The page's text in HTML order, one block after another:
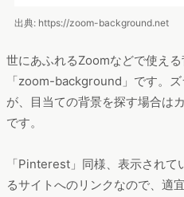
出典: https://zoom-background.net
世にあふれるZoomなどで使え
「zoom-background」です。
が、目当ての背景を探す場合は
です。
「Pinterest」同様、表示され
るサイトへのリンクなので、適